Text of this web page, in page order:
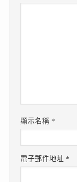
顯示名稱 *
電子郵件地址 *